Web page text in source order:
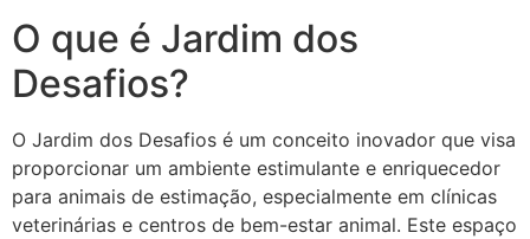
O que é Jardim dos
Desafios?
O Jardim dos Desafios é um conceito inovador que visa
proporcionar um ambiente estimulante e enriquecedor
para animais de estimação, especialmente em clínicas
veterinárias e centros de bem-estar animal. Este espaço